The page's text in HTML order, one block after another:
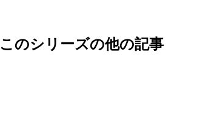
このシリーズの他の記事